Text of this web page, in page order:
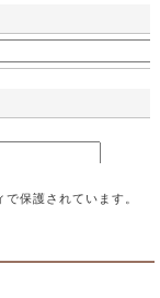
保護されています。